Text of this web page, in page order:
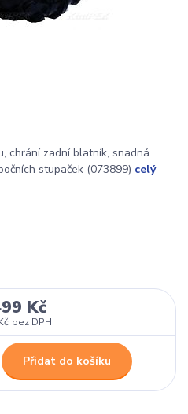
chrání zadní blatník, snadná
stupaček (073899) celý
Kč
bez DPH
Přidat do košíku